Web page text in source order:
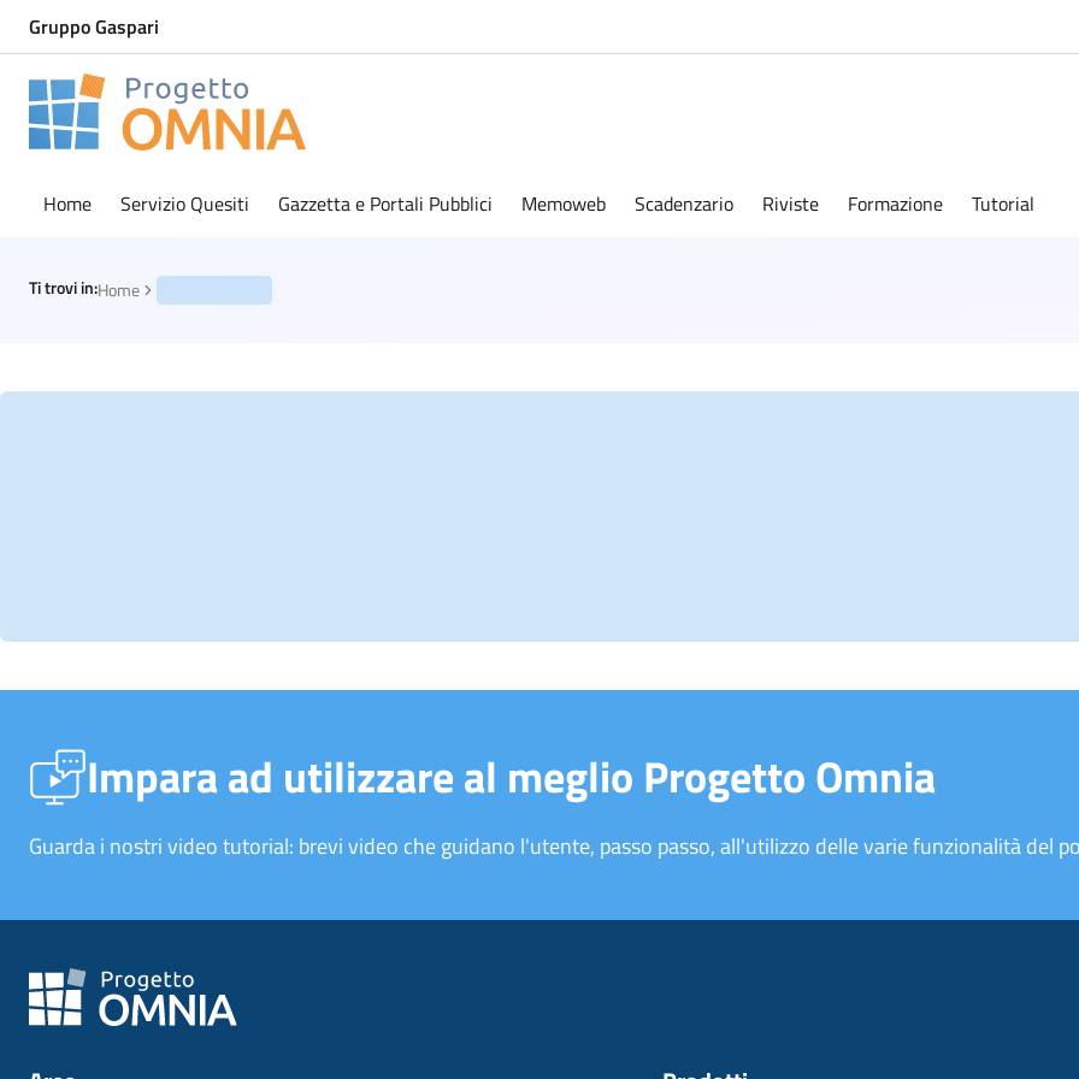
Gruppo Gaspari
Progetto Omnia
Home Servizio Quesiti Gazzetta e Portali Pubblici Memoweb Scadenzario Riviste Formazione Tutorial
Ti trovi in:Home
Impara ad utilizzare al meglio Progetto Omnia
Guarda i nostri video tutorial: brevi video che guidano l'utente, passo passo, all'utilizzo delle varie funzionalità del